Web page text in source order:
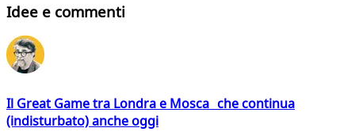
Idee e commenti
Il Great Game tra Londra e Mosca che continua
(indisturbato) anche oggi